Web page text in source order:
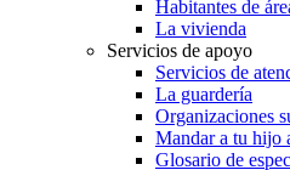
Habitantes de
La vivienda
Servicios de apoyo
Servicios de
La guardería
Organizaciones
Mandar a tu hijo
Glosario de